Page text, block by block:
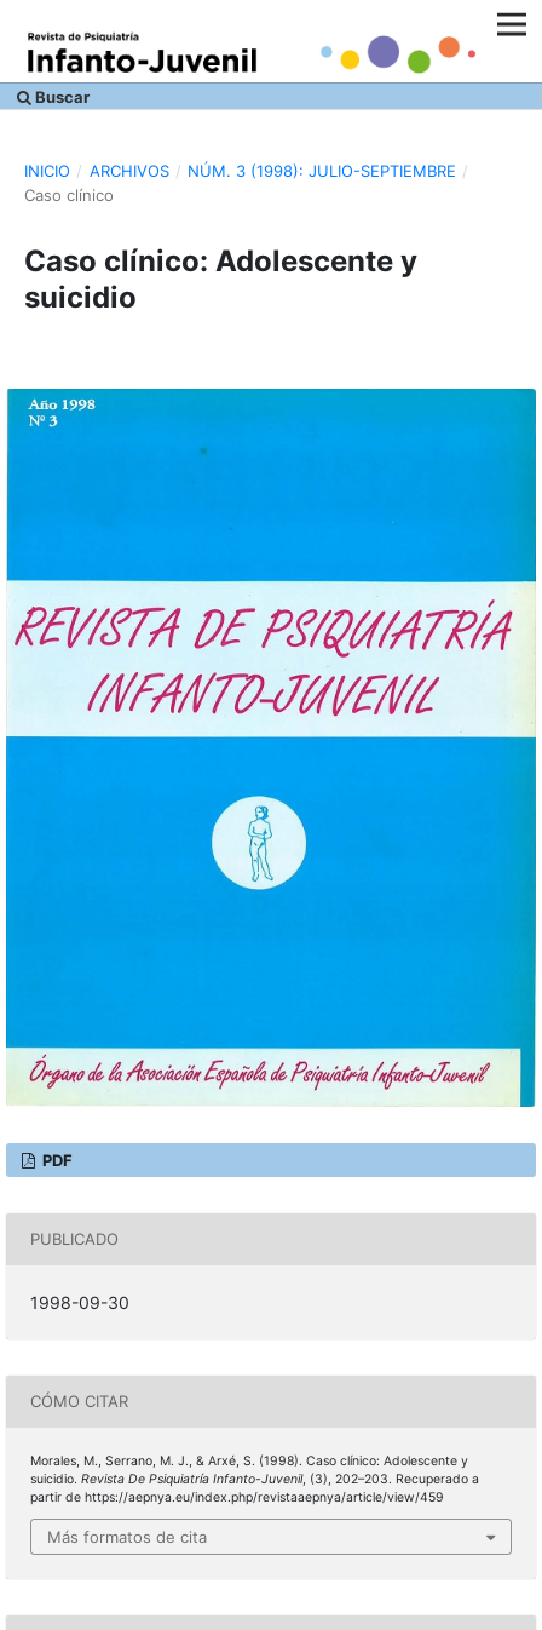
Buscar
INICIO / ARCHIVOS / NÚM. 3 (1998): JULIO-SEPTIEMBRE /
Caso clínico
Caso clínico: Adolescente y
suicidio
PDF
PUBLICADO
1998-09-30
CÓMO CITAR
Morales, M., Serrano, M. J., & Arxé, S. (1998). Caso clínico: Adolescente y
suicidio. Revista De Psiquiatría Infanto-Juvenil, (3), 202–203. Recuperado a
partir de https://aepnya.eu/index.php/revistaaepnya/article/view/459
Más formatos de cita